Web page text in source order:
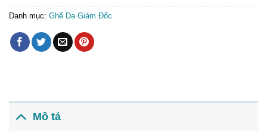
Danh mục: Ghế Da Giám Đốc
Mô tả